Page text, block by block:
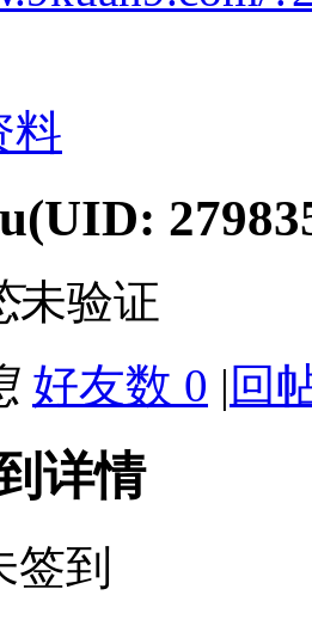
料
(UID:
未验证
好友数 0 | 回
详情
到